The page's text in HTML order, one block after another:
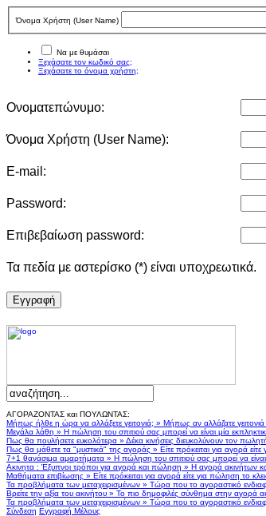
Όνομα Χρήστη (User Νame)
Να με θυμάσαι
Ξεχάσατε τον κωδικό σας;
Ξεχάσατε το όνομα χρήστη;
Ονοματεπώνυμο:
Όνομα Χρήστη (User Νame):
E-mail:
Password:
Επιβεβαίωση password:
Τα πεδία με αστερίσκο (*) είναι υποχρεωτικά.
Eγγραφή
ΑΓΟΡΑΖΟΝΤΑΣ και ΠΟΥΛΩΝΤΑΣ:
Μήπως ήλθε η ώρα να αλλάξετε γειτονιά; » Μήπως αν αλλάζατε
Μεγάλα λάθη » Η πώληση του σπιτιού σας μπορεί να είναι μία
Πως θα πουλήσετε ευκολότερα » Δέκα κινήσεις διευκολύνουν τον
Πως θα μάθετε τα "μυστικά" της αγοράς » Είτε πρόκειται για αγορά είτε
7+1 θανάσιμα αμαρτήματα » Η πώληση του σπιτιού σας μπορεί να
Ακινητα : Έξυπνοι τρόποι για αγορά και πώληση » Η αγορά ακινήτων
Μαθήματα επιβίωσης » Είτε πρόκειται για αγορά είτε για πώληση το
Τα προβλήματα των μεταχειρισμένων » Τώρα που το αγοραστικό
Βρείτε την αξία του ακινήτου » Το πιο δημοφιλές σύνθημα στην αγορά
Τα προβλήματα των μεταχειρισμένων » Τώρα που το αγοραστικό
Σύνδεση Εγγραφή Μέλους